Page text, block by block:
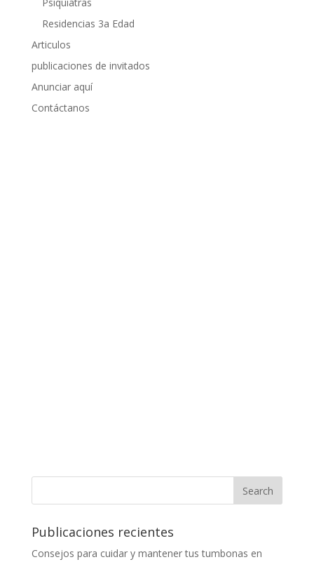
Residencias 3a Edad
Articulos
publicaciones de invitados
Anunciar aquí
Contáctanos
Publicaciones recientes
Consejos para cuidar y mantener tus tumbonas en